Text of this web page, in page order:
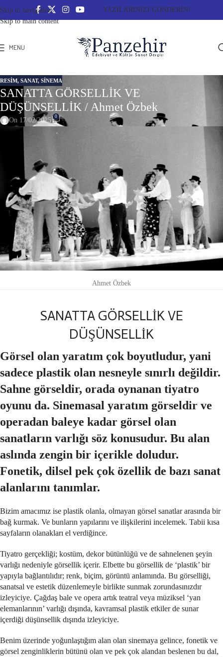
Skip to navigation
Skip to main content
YAZILARINIZI GÖNDERİN!
MENU
RESIM, SANAT, SINEMA
SANATTA GÖRSELLİK VE
DÜŞÜNSELLİK / Ahmet Özbek
On 17/02/2025 0
Ahmet Özbek
SANATTA GÖRSELLİK VE
DÜŞÜNSELLİK
Görsel olan yaratım çok boyutludur, yani
sadece plastik olan nesneyle sınırlı değildir.
Sahne görseldir, orada oynanan tiyatro
oyunu da. Sinemasal yaratım görseldir ve
operadan baleye kadar görsel olan
sanatların varlığı söz konusudur. Bu alan
aslında zengin bir içerikle doludur.
Fonetik, dilsel pek çok özellik de bazı sanat
alanlarını tanımlar.
Bizim amacımız ise plastik olanla, olmayan görsel sanatlar arasında bir
bağ kurmak. Ve bunların yapılarını ve ilişkilerini incelemek. Tabii kısa
sayfaların olanakları el verdiğince.
Tiyatro gerçekliği; kostüm, dekor bütünlüğü ve de sahnelenen şeyin
varlığı nedeniyle görsellik içerir. Elbette bu görsellik de ‘plastik’ bir
yapıyla bağlantılıdır; renk, biçim, görüntü anlamında. Bu görselliği,
sanatsal ve estetik düzenlemeyle birlikte sunmak zorundasınızdır
izleyiciye. Çağdaş bale ve opera artık teatral veya müziksel ‘yan
elemanlarının’ varlığı dışında, kavramsal plastik etkiler de sunar
içerdiği düşünsellik dışında izleyiciye.
Benim üzerinde yoğunlaştığım alan olan sinemaya gelince, fonetik ve
görsel zenginliklerin bütünü olan ve pek çok alandan beslenen bu dal,